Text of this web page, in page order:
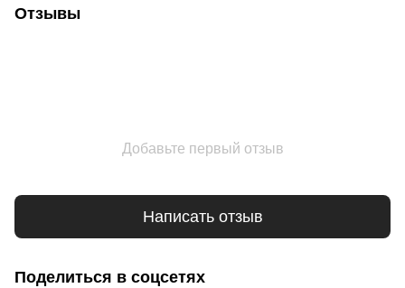
Отзывы
Добавьте первый отзыв
Написать отзыв
Поделиться в соцсетях